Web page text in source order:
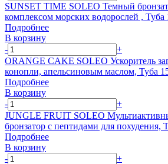
SUNSET TIME SOLEO Темный
комплексом морских водорослей , Туба
Подробнее
В корзину
-
+
ORANGE CAKE SOLEO Ускоритель
конопли, апельсиновым маслом, Туба
Подробнее
В корзину
-
+
JUNGLE FRUIT SOLEO
бронзатор с пептидами для похудения,
Подробнее
В корзину
-
+